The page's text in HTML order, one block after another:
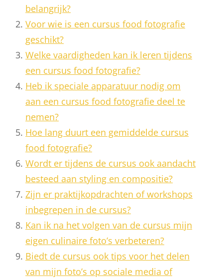
belangrijk?
Voor wie is een cursus food fotografie
geschikt?
Welke vaardigheden kan ik leren tijdens
een cursus food fotografie?
Heb ik speciale apparatuur nodig om
aan een cursus food fotografie deel te
nemen?
Hoe lang duurt een gemiddelde cursus
food fotografie?
Wordt er tijdens de cursus ook aandacht
besteed aan styling en compositie?
Zijn er praktijkopdrachten of workshops
inbegrepen in de cursus?
Kan ik na het volgen van de cursus mijn
eigen culinaire foto’s verbeteren?
Biedt de cursus ook tips voor het delen
van mijn foto’s op sociale media of